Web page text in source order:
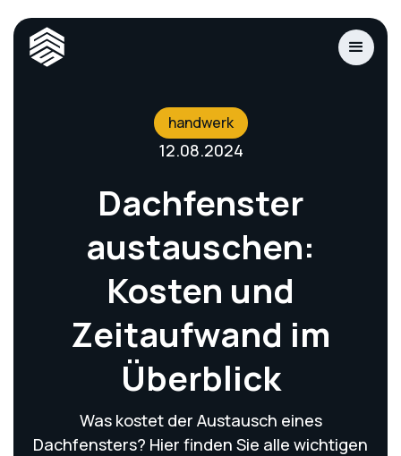
handwerk
12.08.2024
Dachfenster
austauschen:
Kosten und
Zeitaufwand im
Überblick
Was kostet der Austausch eines
Dachfensters? Hier finden Sie alle wichtigen